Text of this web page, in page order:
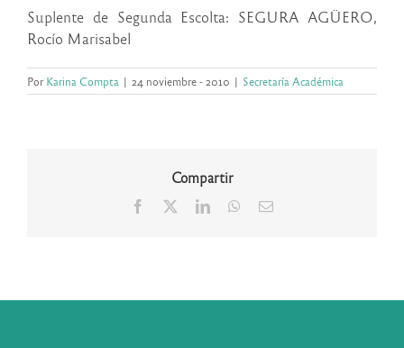
Suplente de Segunda Escolta: SEGURA AGÜERO,
Rocío Marisabel
PorKarina Compta | 24 noviembre - 2010 | Secretaría Académica
Compartir
Facebook LinkedInWhatsApp
Correo